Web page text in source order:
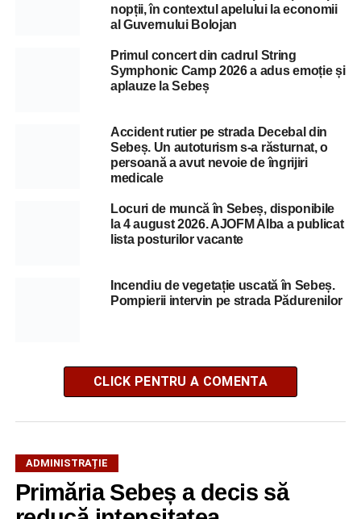
nopții, în contextul apelului la economii
al Guvernului Bolojan
Primul concert din cadrul String
Symphonic Camp 2026 a adus emoție și
aplauze la Sebeș
Accident rutier pe strada Decebal din
Sebeș. Un autoturism s-a răsturnat, o
persoană a avut nevoie de îngrijiri
medicale
Locuri de muncă în Sebeș, disponibile
la 4 august 2026. AJOFM Alba a publicat
lista posturilor vacante
Incendiu de vegetație uscată în Sebeș.
Pompierii intervin pe strada Pădurenilor
CLICK PENTRU A COMENTA
ADMINISTRAȚIE
Primăria Sebeș a decis să